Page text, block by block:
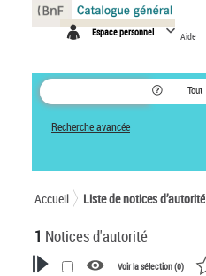
Espace personnel Aide
Tout
Recherche avancée
Accueil Liste de notices d’autorité
1 Notices d'autorité
Voir la sélection (0)
Panneau de gestion des cookies